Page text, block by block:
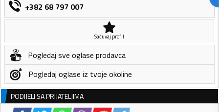
+382 68 797 007
Sačuvaj profil
Pogledaj sve oglase prodavca
Pogledaj oglase iz tvoje okoline
PODIJELI SA PRIJATELJIMA